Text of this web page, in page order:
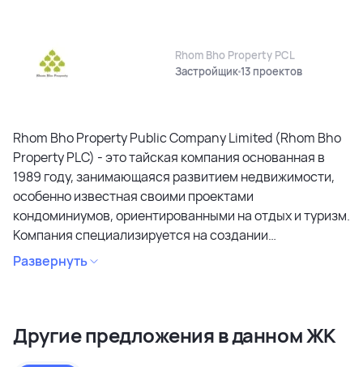
Rhom Bho Property PCL
Застройщик13 проектов
Rhom Bho Property Public Company Limited (Rhom Bho
Property PLC) - это тайская компания основанная в
1989 году, занимающаяся развитием недвижимости,
особенно известная своими проектами
кондоминиумов, ориентированными на отдых и туризм.
Компания специализируется на создании
кондоминиумов в привлекательных районах, уделяя
особое внимание дизайну, качеству строительства и
коммерческих объектах и жилой недвижимости
высокого качества в сегментах недвижимости
Развернуть
Другие предложения в данном ЖК